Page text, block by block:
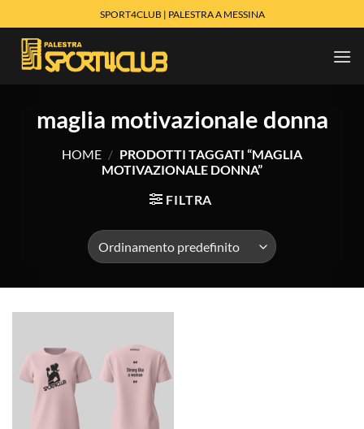
ai
contenuti
SPORT4CLUB | PALESTRA A MESSINA
maglia motivazionale donna
HOME / PRODOTTI TAGGATI “MAGLIA
MOTIVAZIONALE DONNA”
FILTRA